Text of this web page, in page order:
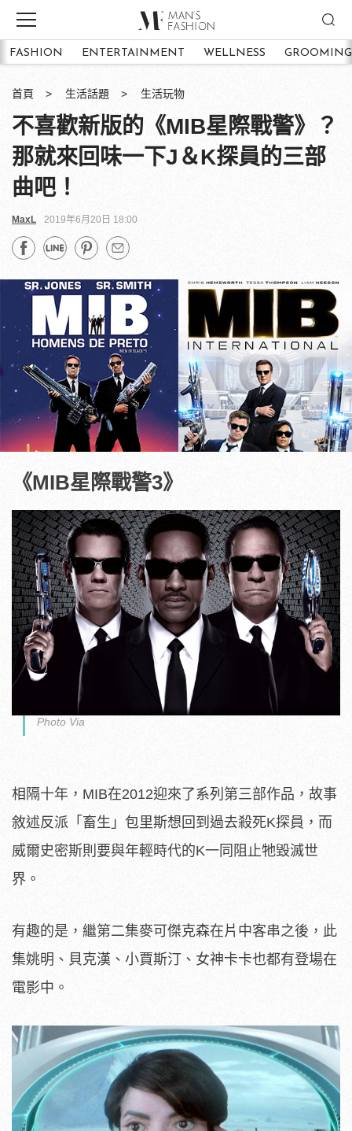
FASHION ENTERTAINMENT WELLNESS GROOMING
首頁 生活話題 生活玩物
不喜歡新版的《MIB星際戰警》？
那就來回味一下J＆K探員的三部
曲吧！
MaxL 2019年6月20日 18:00
《MIB星際戰警3》
Photo Via
相隔十年，MIB在2012迎來了系列第三部作品，故事
敘述反派「畜生」包里斯想回到過去殺死K探員，而
威爾史密斯則要與年輕時代的K一同阻止牠毀滅世
界。
有趣的是，繼第二集麥可傑克森在片中客串之後，此
集姚明、貝克漢、小賈斯汀、女神卡卡也都有登場在
電影中。